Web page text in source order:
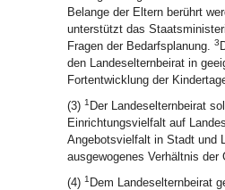
Belange der Eltern berührt
unterstützt das
Fragen der Bedarfsplanung. 3
den Landeselternbeirat in
Fortentwicklung der
(3) 1 Der Landeselternbeirat
Einrichtungsvielfalt auf
Angebotsvielfalt in Stadt und
ausgewogenes Verhältnis
(4) 1 Dem Landeselternbeirat